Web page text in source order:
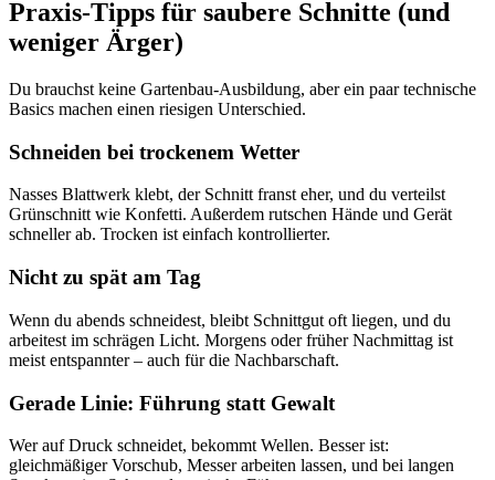
Praxis-Tipps für saubere Schnitte (und
weniger Ärger)
Du brauchst keine Gartenbau-Ausbildung, aber ein paar technische
Basics machen einen riesigen Unterschied.
Schneiden bei trockenem Wetter
Nasses Blattwerk klebt, der Schnitt franst eher, und du verteilst
Grünschnitt wie Konfetti. Außerdem rutschen Hände und Gerät
schneller ab. Trocken ist einfach kontrollierter.
Nicht zu spät am Tag
Wenn du abends schneidest, bleibt Schnittgut oft liegen, und du
arbeitest im schrägen Licht. Morgens oder früher Nachmittag ist
meist entspannter – auch für die Nachbarschaft.
Gerade Linie: Führung statt Gewalt
Wer auf Druck schneidet, bekommt Wellen. Besser ist:
gleichmäßiger Vorschub, Messer arbeiten lassen, und bei langen